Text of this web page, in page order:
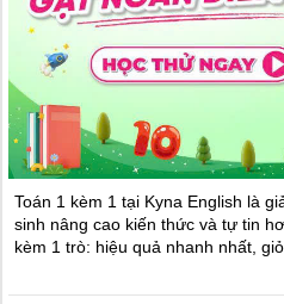
Toán 1 kèm 1 tại Kyna English là
sinh nâng cao kiến thức và tự tin
kèm 1 trò: hiệu quả nhanh nhất,